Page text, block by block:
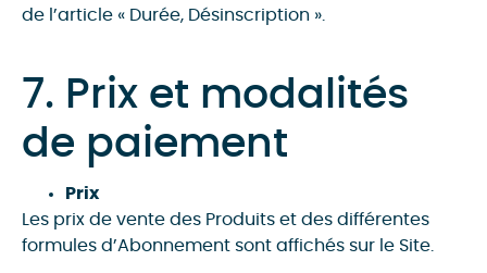
de l’article « Durée, Désinscription ».
7. Prix et modalités
de paiement
Prix
Les prix de vente des Produits et des différentes
formules d’Abonnement sont affichés sur le Site.